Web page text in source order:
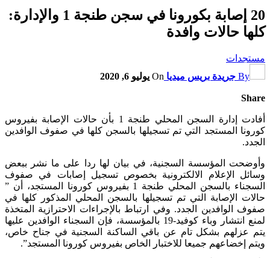
20 إصابة بكورونا في سجن طنجة 1 والإدارة:
كلها حالات وافدة
مستجدات
By جريدة بريس ميديا On يوليو 6, 2020
Share
أفادت إدارة السجن المحلي طنجة 1 بأن حالات الإصابة بفيروس
كورونا المستجد التي تم تسجيلها بالسجن كلها في صفوف الوافدين
الجدد.
وأوضحت المؤسسة السجنية، في بيان لها ردا على ما نشر ببعض
وسائل الإعلام الالكترونية بخصوص تسجيل إصابات في صفوف
السجناء بالسجن المحلي طنجة 1 بفيروس كورونا المستجد، أن ”
حالات الإصابة التي تم تسجيلها بالسجن المحلي المذكور كلها في
صفوف الوافدين الجدد. وفي ارتباط بالإجراءات الاحترازية المتخذة
لمنع انتشار وباء كوفيد-19 بالمؤسسة، فإن السجناء الوافدين عليها
يتم عزلهم بشكل تام عن باقي الساكنة السجنية في جناح خاص،
ويتم إخضاعهم جميعا للاختبار الخاص بفيروس كورونا المستجد”.